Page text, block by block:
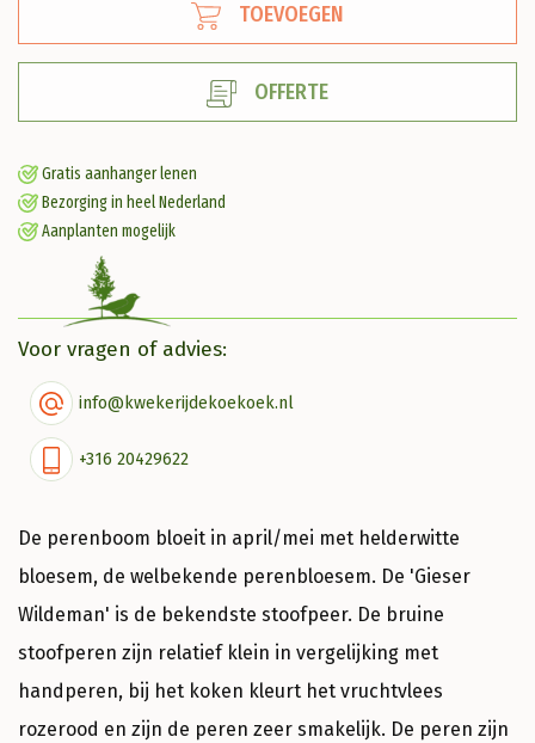
Stoofperenboom
TOEVOEGEN
OFFERTE
Gratis aanhanger lenen
Bezorging in heel Nederland
Aanplanten mogelijk
Voor vragen of advies:
info@kwekerijdekoekoek.nl
+316 20429622
De perenboom bloeit in april/mei met helderwitte
bloesem, de welbekende perenbloesem. De 'Gieser
Wildeman' is de bekendste stoofpeer. De bruine
stoofperen zijn relatief klein in vergelijking met
handperen, bij het koken kleurt het vruchtvlees
rozerood en zijn de peren zeer smakelijk. De peren zijn